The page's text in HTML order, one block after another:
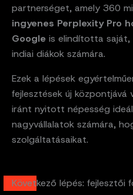
partnerséget, amely 360
ingyenes Perplexity Pro
Google is elindította saját,
indiai diákok számára.
Ezek a lépések
fejlesztések új
iránt nyitott népesség
nagyvállalatok számára,
szolgáltatásaikat.
Következő lépés: fejlesztői